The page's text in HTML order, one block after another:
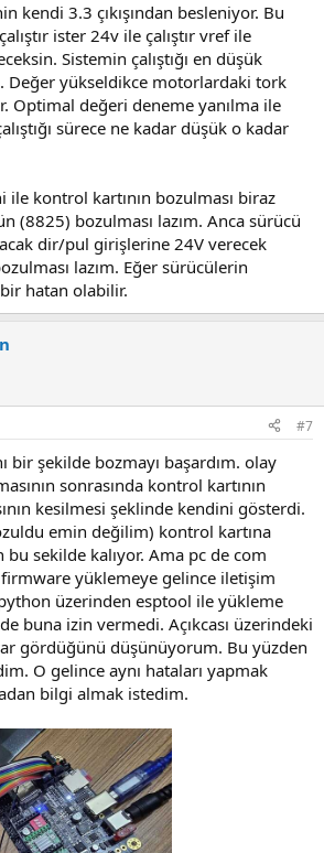
kendi 3.3 çıkışından besleniyor. Bu
ister 24v ile çalıştır vref ile
Sistemin çalıştığı en düşük
Değer yükseldikce motorlardaki tork
Optimal değeri deneme yanılma ile
sürece ne kadar düşük o kadar
ile kontrol kartının bozulması biraz
(8825) bozulması lazım. Anca sürücü
dir/pul girişlerine 24V verecek
lazım. Eğer sürücülerin
hatan olabilir.
#7
bir şekilde bozmayı başardım. olay
sonrasında kontrol kartının
kesilmesi şeklinde kendini gösterdi.
emin değilim) kontrol kartına
sekilde kalıyor. Ama pc de com
firmware yüklemeye gelince iletişim
üzerinden esptool ile yükleme
buna izin vermedi. Açıkcası üzerindeki
gördüğünü düşünüyorum. Bu yüzden
O gelince aynı hataları yapmak
bilgi almak istedim.